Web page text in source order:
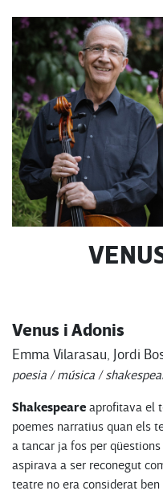
Venus i Adonis
Emma Vilarasau, Jordi
poesia / música /
Shakespeare aprofitava el
poemes narratius quan els
a tancar ja fos per
aspirava a ser reconegut
teatre no era considerat ben